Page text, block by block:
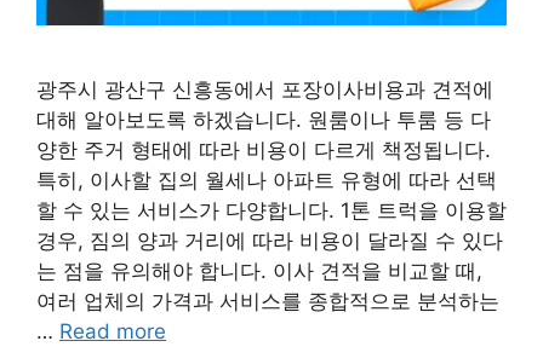
광주시 광산구 신흥동에서 포장이사비용과 견적에
대해 알아보도록 하겠습니다. 원룸이나 투룸 등 다
양한 주거 형태에 따라 비용이 다르게 책정됩니다.
특히, 이사할 집의 월세나 아파트 유형에 따라 선택
할 수 있는 서비스가 다양합니다. 1톤 트럭을 이용할
경우, 짐의 양과 거리에 따라 비용이 달라질 수 있다
는 점을 유의해야 합니다. 이사 견적을 비교할 때,
여러 업체의 가격과 서비스를 종합적으로 분석하는
… Read more